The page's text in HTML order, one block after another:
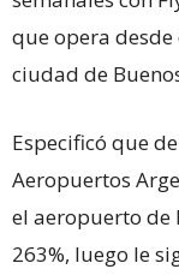
que opera
ciudad de
Especificó que
Aeropuertos
el aeropuerto de
263%, luego le